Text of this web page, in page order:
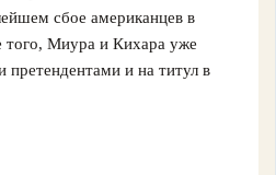
сбое американцев в
того, Миура и Кихара уже
претендентами и на титул в